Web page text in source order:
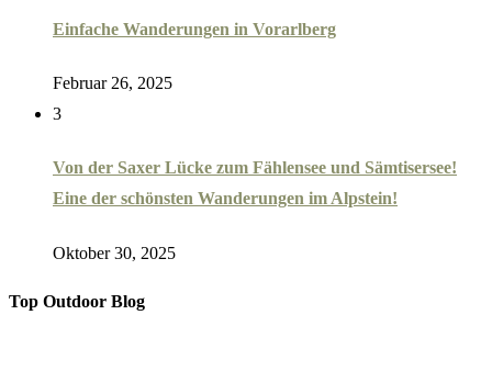
Einfache Wanderungen in Vorarlberg
Februar 26, 2025
3
Von der Saxer Lücke zum Fählensee und Sämtisersee!
Eine der schönsten Wanderungen im Alpstein!
Oktober 30, 2025
Top Outdoor Blog